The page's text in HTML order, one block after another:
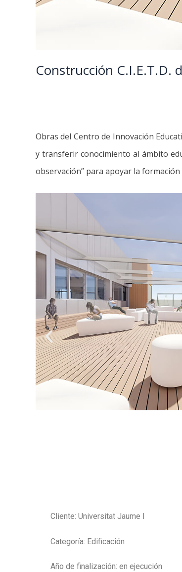
Construcción C.I.E.T.D.
Obras del Centro de Innovación
y transferir conocimiento al ámbito
observación” para apoyar la
Cliente: Universitat Jaume I
Categoría: Edificación
Año de finalización: en ejecución